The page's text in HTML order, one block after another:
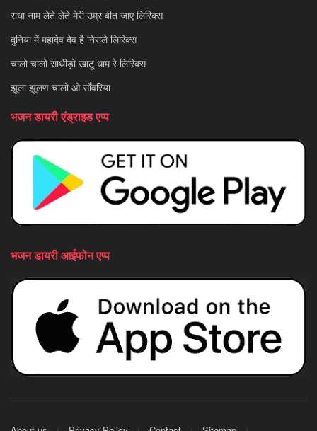
राधा नाम लेते लेते मेरी उम्र बीत जाए लिरिक्स
दुनिया में महादेव देव है निराले लिरिक्स
चालो चालो साथीड़ो खाटू धाम रे लिरिक्स
झूला झूलण चालो ओ साँवरिया
भजन डायरी एंड्राइड एप्प
भजन डायरी आईफोन एप्प